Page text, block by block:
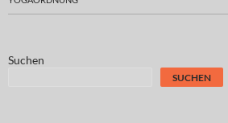
Suchen
SUCHEN